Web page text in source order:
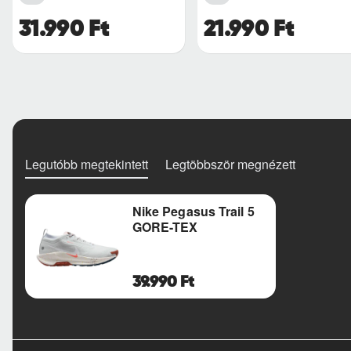
31.990 Ft 21.990 Ft
Legutóbb megtekintett Legtöbbször megnézett
Nike Pegasus Trail 5
GORE-TEX
39.990 Ft